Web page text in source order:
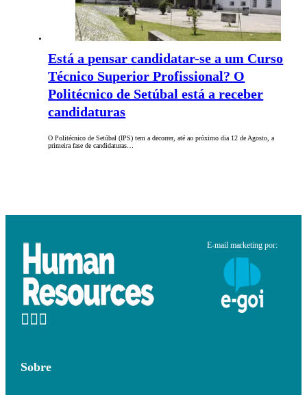
Está a pensar candidatar-se a um Curso
Técnico Superior Profissional? O
Politécnico de Setúbal está a receber
candidaturas
O Politécnico de Setúbal (IPS) tem a decorrer, até ao próximo dia 12 de Agosto, a
primeira fase de candidaturas…
E-mail marketing por:
Sobre